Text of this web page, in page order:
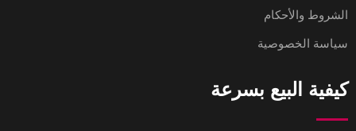
الشروط والأحكام
سياسة الخصوصية
كيفية البيع بسرعة